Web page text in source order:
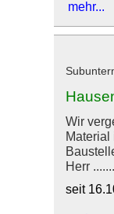
mehr...
Wir
Herr .......
seit